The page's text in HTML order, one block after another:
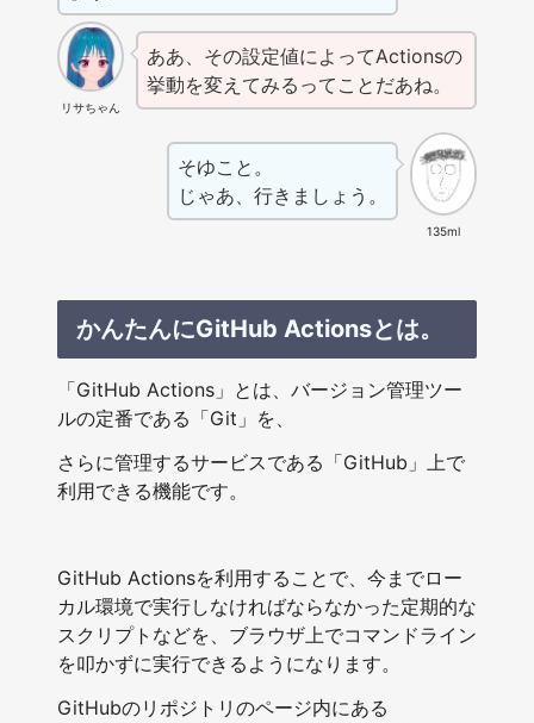
リサちゃん
ああ、その設定値によってActionsの
挙動を変えてみるってことだあね。
135ml
そゆこと。
じゃあ、行きましょう。
かんたんにGitHub Actionsとは。
「GitHub Actions」とは、バージョン管理ツー
ルの定番である「Git」を、
さらに管理するサービスである「GitHub」上で
利用できる機能です。
GitHub Actionsを利用することで、今までロー
カル環境で実行しなければならなかった定期的な
スクリプトなどを、ブラウザ上でコマンドライン
を叩かずに実行できるようになります。
GitHubのリポジトリのページ内にある